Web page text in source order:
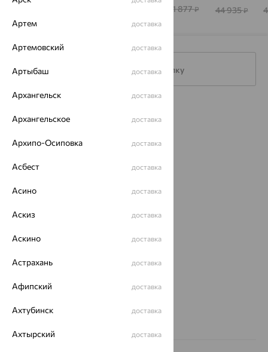
81 877₽ 44 935₽
Подписаться на рассылку
Магазины и доставка г. Липецк
ул. Зегеля, 27/2
Другие города
Заказать звонок
Артем доставка
Артемовский доставка
Артыбаш доставка
Архангельск доставка
Архангельское доставка
Архипо-Осиповка доставка
Асбест доставка
Асино доставка
Аскиз доставка
Аскино доставка
Астрахань доставка
Афипский доставка
Ахтубинск доставка
Ахтырский доставка